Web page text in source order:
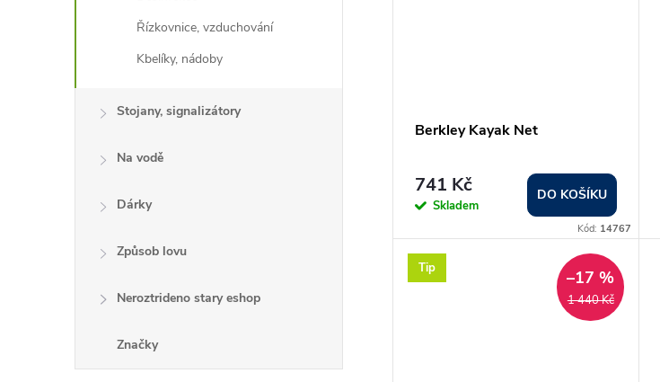
Řízkovnice, vzduchování
Kbelíky, nádoby
Stojany, signalizátory
Na vodě
Dárky
Způsob lovu
Neroztrideno stary eshop
Značky
Berkley Kayak Net
741 Kč
Skladem
DO KOŠÍKU
Kód: 14767
Tip
1 440 Kč
–17 %